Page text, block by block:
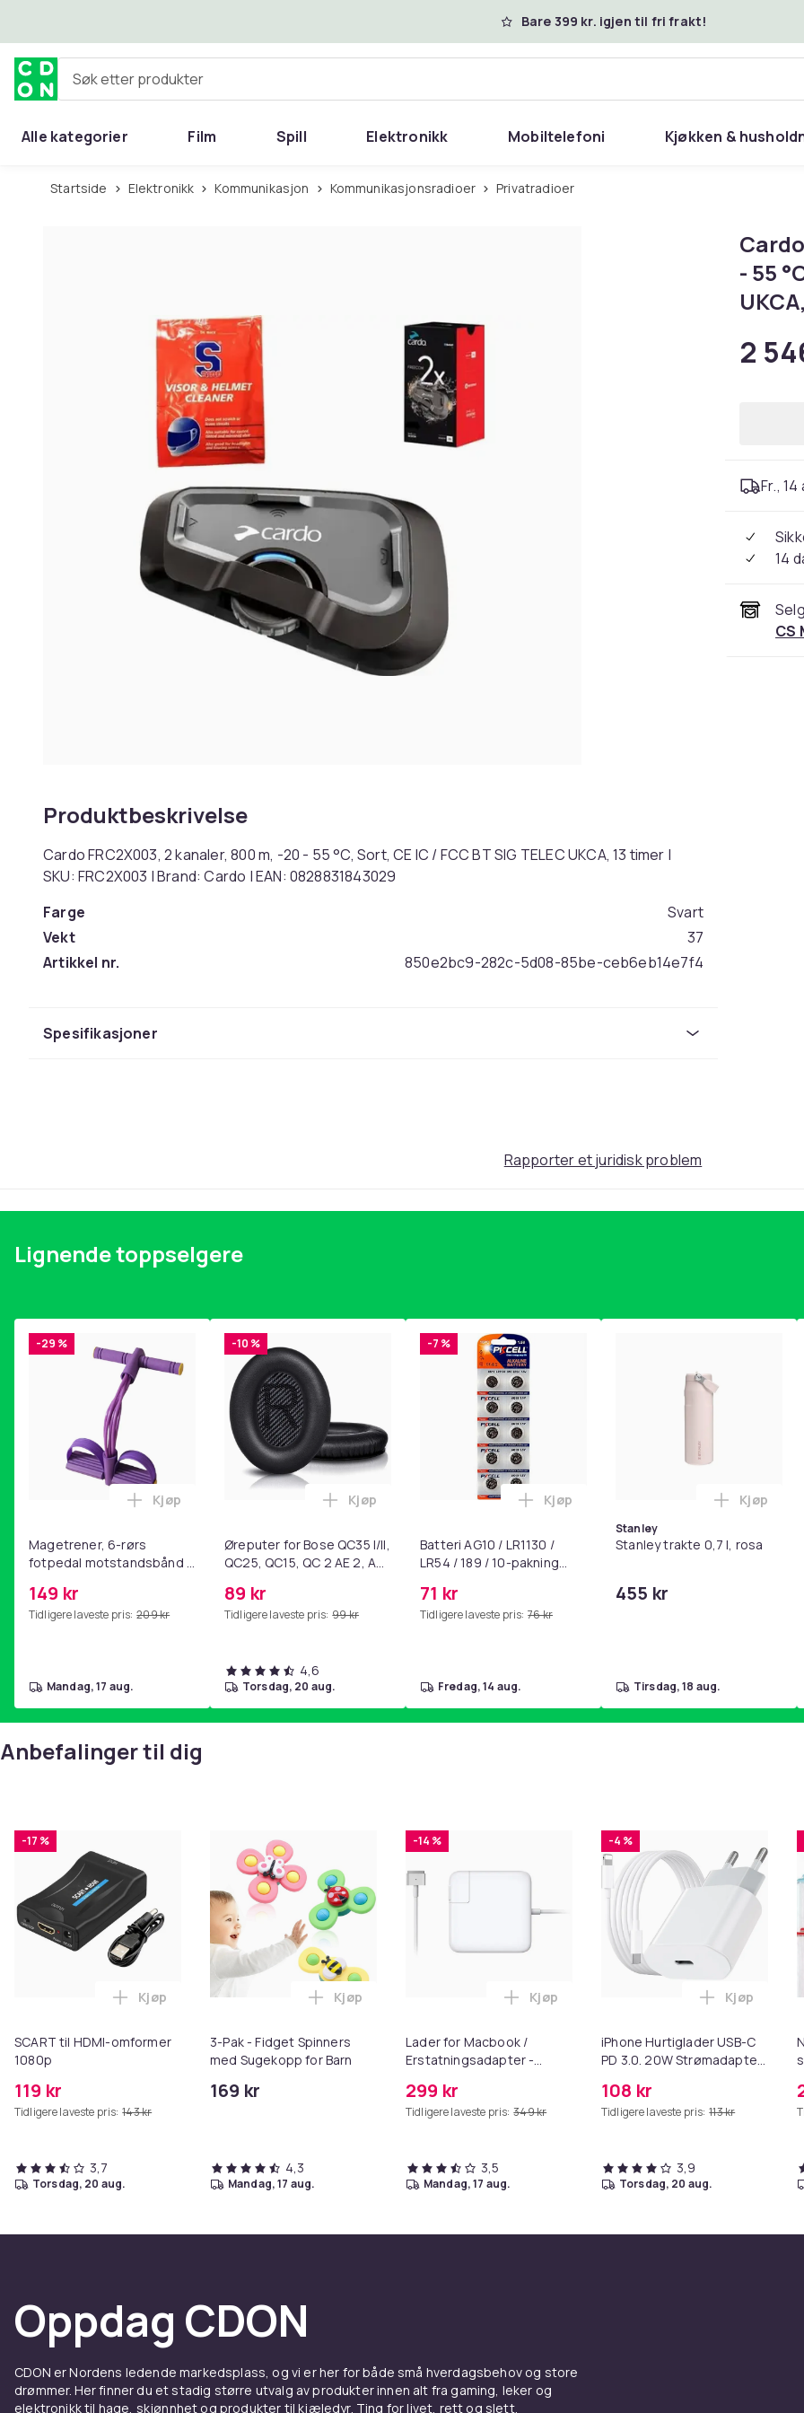
Bare 399 kr. igjen til fri frakt!
Søk etter produkter
Alle kategorier Film Spill Elektronikk Mobiltelefoni Kjøkken &
Startside Elektronikk Kommunikasjon Kommunikasjonsradioer Privatradioer
Produktbeskrivelse
Cardo FRC2X003, 2 kanaler, 800 m, -20 - 55 °C, Sort, CE IC / FCC BT SIG TELEC UKCA, 13 timer |
SKU: FRC2X003 | Brand: Cardo | EAN: 0828831843029
Farge
Svart
Vekt
37
Artikkel nr.
850e2bc9-282c-5d08-85be-ceb6eb14e7f4
Spesifikasjoner
- 55
2
Fr.,
14
CS
Rapporter et juridisk problem
Lignende toppselgere
-29 %
Magetrener, 6-rørs
fotpedal motstandsbånd -
yoga og
hjemmegymnastikk Purple
149 kr
Tidligere laveste pris: 209 kr
Legg Magetrener, 6-rørs fotpedal motstandsbånd - mage- og kjernetrening, yoga og
Kjøp
mandag, 17 aug.
-10 %
Øreputer for Bose QC35 I/II,
QC25, QC15, QC 2 AE 2, AE
SoundLink Black
89 kr
Tidligere laveste pris: 99 kr
Legg Øreputer for Bose QC35 I/II, QC25, QC15, QC 2 AE 2, AE 2i, AE 2w,
Kjøp
4,6
torsdag, 20 aug.
-7 %
Batteri AG10 / LR1130 /
LR54 / 189 / 10-pakning
71 kr
Tidligere laveste pris: 76 kr
Legg Batteri AG10 / LR1130 / LR54 / 189
Kjøp
fredag, 14 aug.
Stanley
Stanley trakte 0,7 l, rosa
455 kr
Legg
Kjøp
tirsdag, 18 aug.
Anbefalinger til dig
-17 %
SCART til HDMI-omformer
1080p
119 kr
Tidligere laveste pris: 143 kr
Legg SCART til HDMI-omformer 1080p i handlekurven
Kjøp
3,7
torsdag, 20 aug.
3-Pak - Fidget Spinners
med Sugekopp for Barn
169 kr
Legg 3-Pak - Fidget Spinners med Sugekopp for Barn i handlekurven
Kjøp
4,3
mandag, 17 aug.
-14 %
Lader for Macbook /
Erstatningsadapter -
299 kr
Tidligere laveste pris: 349 kr
Legg Lader for Macbook /
Kjøp
3,5
mandag, 17 aug.
-4 %
iPhone Hurtiglader USB-C
PD 3.0. 20W Strømadapter
108 kr
Tidligere laveste pris: 113 kr
Legg
Kjøp
3,9
torsdag, 20 aug.
Oppdag CDON
CDON er Nordens ledende markedsplass, og vi er her for både små hverdagsbehov og store
drømmer. Her finner du et stadig større utvalg av produkter innen alt fra gaming, leker og
elektronikk til hage, skjønnhet og produkter til kjæledyr. Ting for livet, rett og slett.